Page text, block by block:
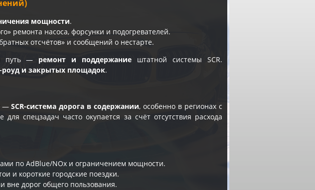
мощности.
ремонта насоса, форсунки и подогревателей.
отсчётов» и сообщений о нестарте.
путь — ремонт и поддержание штатной системы SCR.
роуд и закрытых площадок.
—SCR-система дорога в содержании, особенно в регионах с
спецзадач часто окупается за счёт отсутствия расхода
по AdBlue/NOx и ограничением мощности.
и короткие городские поездки.
вне дорог общего пользования.